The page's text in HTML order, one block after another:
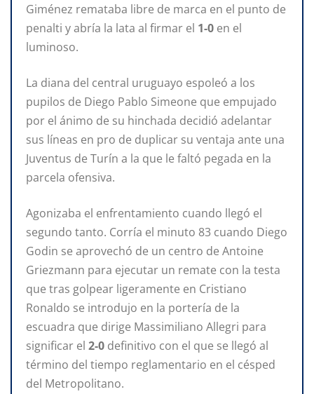
Giménez remataba libre de marca en el punto de
penalti y abría la lata al firmar el 1-0 en el
luminoso.
La diana del central uruguayo espoleó a los
pupilos de Diego Pablo Simeone que empujado
por el ánimo de su hinchada decidió adelantar
sus líneas en pro de duplicar su ventaja ante una
Juventus de Turín a la que le faltó pegada en la
parcela ofensiva.
Agonizaba el enfrentamiento cuando llegó el
segundo tanto. Corría el minuto 83 cuando Diego
Godin se aprovechó de un centro de Antoine
Griezmann para ejecutar un remate con la testa
que tras golpear ligeramente en Cristiano
Ronaldo se introdujo en la portería de la
escuadra que dirige Massimiliano Allegri para
significar el 2-0 definitivo con el que se llegó al
término del tiempo reglamentario en el césped
del Metropolitano.